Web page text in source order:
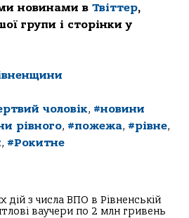
новинами в Твіттер,
групи і сторінки у
чоловік, #новини
рівного, #пожежа, #рівне,
, #Рокитне
дій з числа ВПО в Рівненській
ваучери по 2 млн гривень